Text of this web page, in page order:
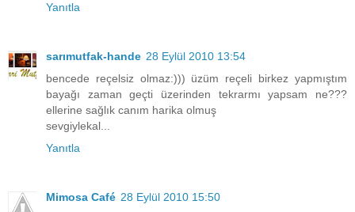
Yanıtla
sarımutfak-hande 28 Eylül 2010 13:54
bencede reçelsiz olmaz:))) üzüm reçeli birkez yapmıştım
bayağı zaman geçti üzerinden tekrarmı yapsam ne???
ellerine sağlık canım harika olmuş
sevgiylekal...
Yanıtla
Mimosa Café 28 Eylül 2010 15:50